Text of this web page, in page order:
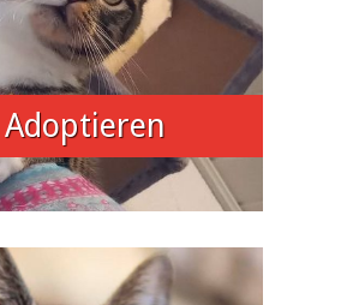
Adoptieren